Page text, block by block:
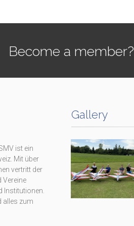
Become a member?
ist ein
Mit über
vertritt der
Vereine
Institutionen.
alles zum
Gallery